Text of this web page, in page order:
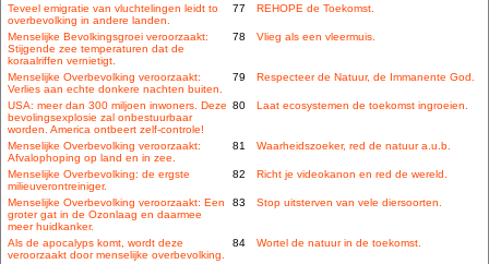
Teveel emigratie van vluchtelingen leidt to
overbevolking in andere landen.
77 REHOPE de Toekomst.
Menselijke Bevolkingsgroei veroorzaakt:
Stijgende zee temperaturen dat de
koraalriffen vernietigt.
78 Vlieg als een vleermuis.
Menselijke Overbevolking veroorzaakt:
Verlies aan echte donkere nachten buiten.
79 Respecteer de Natuur, de Immanente God.
USA: meer dan 300 miljoen inwoners. Deze
bevolingsexplosie zal onbestuurbaar
worden. America ontbeert zelf-controle!
80 Laat ecosystemen de toekomst ingroeien.
Menselijke Overbevolking veroorzaakt:
Afvalophoping op land en in zee.
81 Waarheidszoeker, red de natuur a.u.b.
Menselijke Overbevolking: de ergste
milieuverontreiniger.
82 Richt je videokanon en red de wereld.
Menselijke Overbevolking veroorzaakt: Een
groter gat in de Ozonlaag en daarmee
meer huidkanker.
83 Stop uitsterven van vele diersoorten.
Als de apocalyps komt, wordt deze
veroorzaakt door menselijke overbevolking.
84 Wortel de natuur in de toekomst.